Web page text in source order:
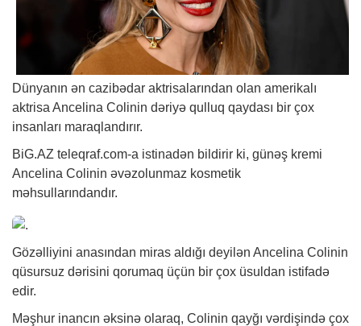
Dünyanın ən cazibədar aktrisalarından olan amerikalı
aktrisa Ancelina Colinin dəriyə qulluq qaydası bir çox
insanları maraqlandırır.
BiG.AZ teleqraf.com-a istinadən bildirir ki, günəş kremi
Ancelina Colinin əvəzolunmaz kosmetik
məhsullarındandır.
Gözəlliyini anasından miras aldığı deyilən Ancelina Colinin
qüsursuz dərisini qorumaq üçün bir çox üsuldan istifadə
edir.
Məşhur inancın əksinə olaraq, Colinin qayğı vərdişində çox